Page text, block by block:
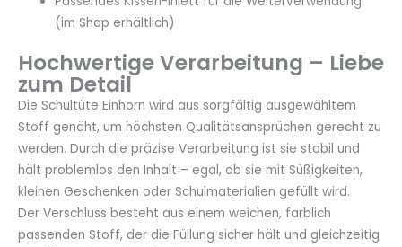
(im Shop erhältlich)
Hochwertige Verarbeitung – Liebe
zum Detail
Die Schultüte Einhorn wird aus sorgfältig ausgewähltem
Stoff genäht, um höchsten Qualitätsansprüchen gerecht zu
werden. Durch die präzise Verarbeitung ist sie stabil und
hält problemlos den Inhalt – egal, ob sie mit Süßigkeiten,
kleinen Geschenken oder Schulmaterialien gefüllt wird.
Der Verschluss besteht aus einem weichen, farblich
passenden Stoff, der die Füllung sicher hält und gleichzeitig